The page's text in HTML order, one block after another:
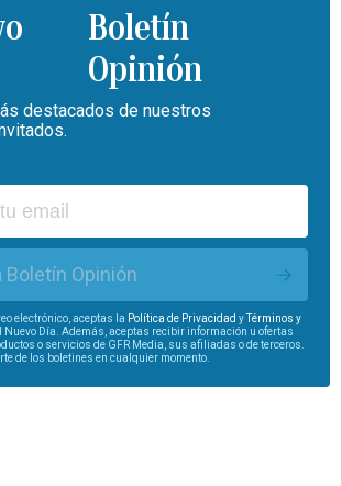
Boletín
Opinión
destacados de nuestros
Boletín Opinión
electrónico, aceptas la Política de Privacidad y
Términos y
Nuevo Día. Además, aceptas recibir información u ofertas
o servicios de GFR Media, sus afiliadas o de terceros.
de los boletines en cualquier momento.